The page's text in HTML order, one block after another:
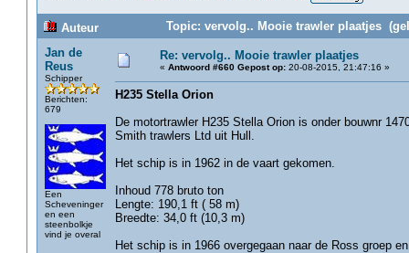
Auteur
Topic: vervolg.. Mooie trawler plaatjes
Jan de
Reus
Schipper
Berichten:
679
Een
Scheveninger
en een
steenbolkje
vind je overal
Re: vervolg.. Mooie trawler plaatjes
« Antwoord #660 Gepost op:20-08-2015, 21:47:16 »
H235 Stella Orion
De motortrawler H235 Stella Orion is onder bouwnr
Smith trawlers Ltd uit Hull.
Het schip is in 1962 in de vaart gekomen.
Inhoud 778 bruto ton
Lengte: 190,1 ft ( 58 m)
Breedte: 34,0 ft (10,3 m)
Het schip is in 1966 overgegaan naar de Ross groep